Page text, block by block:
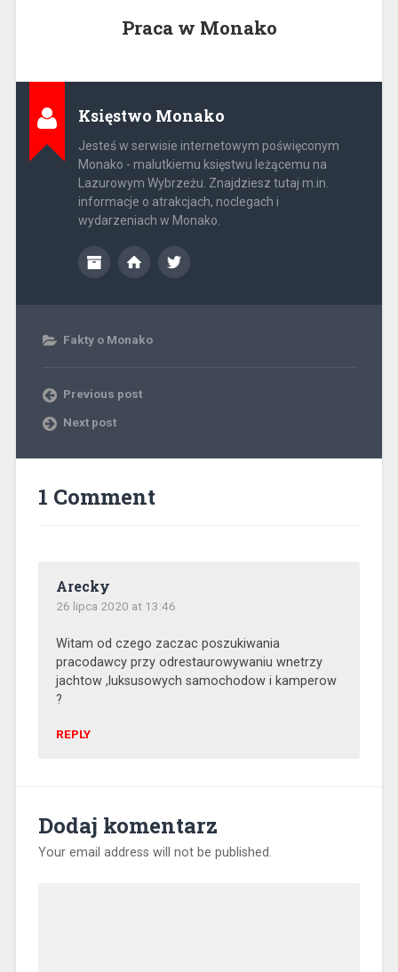
Praca w Monako
Księstwo Monako
Jesteś w serwisie internetowym poświęconym
Monako - malutkiemu księstwu leżącemu na
Lazurowym Wybrzeżu. Znajdziesz tutaj m.in.
informacje o atrakcjach, noclegach i
wydarzeniach w Monako.
Fakty o Monako
Previous post
Next post
1 Comment
Arecky
26 lipca 2020 at 13:46
Witam od czego zaczac poszukiwania
pracodawcy przy odrestaurowywaniu wnetrzy
jachtow ,luksusowych samochodow i kamperow
?
REPLY
Dodaj komentarz
Your email address will not be published.